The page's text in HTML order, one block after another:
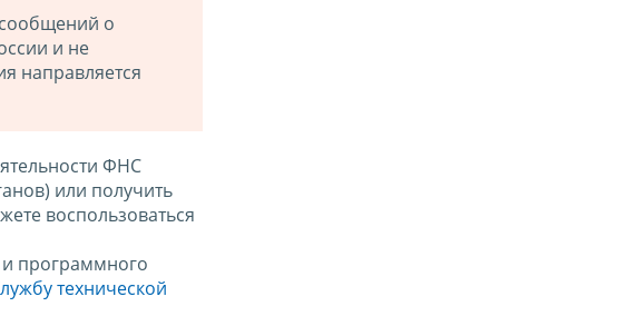
о
и не
направляется
ФНС
или получить
воспользоваться
программного
технической